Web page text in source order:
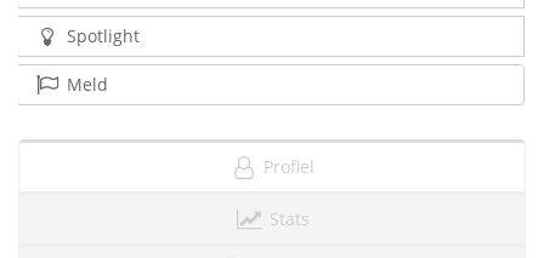
Spotlight
Meld
Profiel
Stats